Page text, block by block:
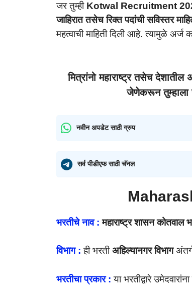
जर तुम्हीKotwal Recruitment
जाहिरात तसेच रिक्त पदांची सविस्तर
महत्वाची माहिती दिली आहे. त्यामुळे अर्ज
मित्रांनो महाराष्ट्र तसेच
जेणेकरून तुम्हाला
नवीन अपडेट साठी ग्रुप
सर्व पीडीएफ साठी चॅनल
भरतीचे नाव :महाराष्ट्र शासन कोतवाल
विभाग :ही भरतीअहिल्यानगर विभाग
भरतीचा प्रकार :या भरतीद्वारे उमेदवारांना